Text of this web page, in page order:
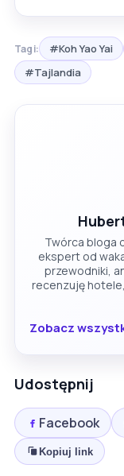
Tagi: #Koh Yao Yai
#Tajlandia
Twórca bloga
ekspert od
przewodniki,
recenzuję
Zobacz
Udostępnij
Facebook
Kopiuj link